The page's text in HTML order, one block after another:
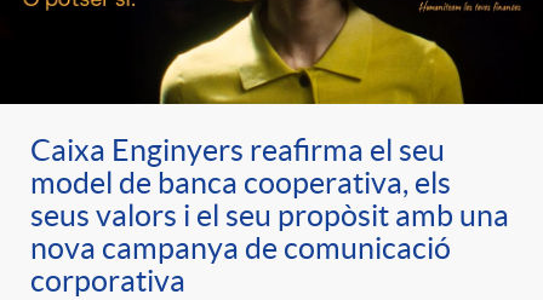
Caixa Enginyers reafirma el seu
model de banca cooperativa, els
seus valors i el seu propòsit amb una
nova campanya de comunicació
corporativa